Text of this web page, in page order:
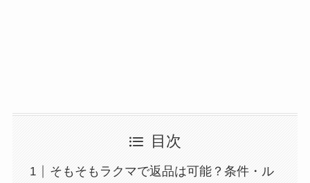
目次
そもそもラクマで返品は可能？条件・ル